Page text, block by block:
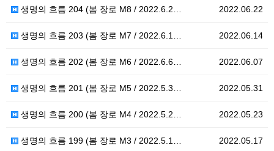
2022.06.22
생명의 흐름 204 (봄 장로 M8 / 2022.6.2…
2022.06.14
생명의 흐름 203 (봄 장로 M7 / 2022.6.1…
2022.06.07
생명의 흐름 202 (봄 장로 M6 / 2022.6.6…
2022.05.31
생명의 흐름 201 (봄 장로 M5 / 2022.5.3…
2022.05.23
생명의 흐름 200 (봄 장로 M4 / 2022.5.2…
2022.05.17
생명의 흐름 199 (봄 장로 M3 / 2022.5.1…